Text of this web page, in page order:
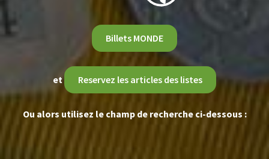
Billets MONDE
et Reservez les articles des listes
Ou alors utilisez le champ de recherche ci-dessous :